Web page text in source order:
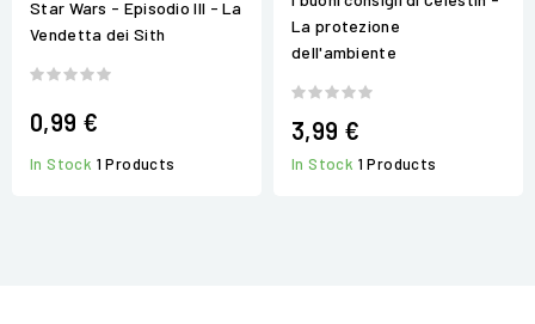
Star Wars - Episodio III - La
Vendetta dei Sith
0,99 €
In Stock 1 Products
La protezione
dell'ambiente
3,99 €
In Stock 1 Products